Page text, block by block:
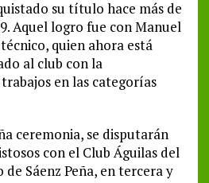
su título hace más de
Aquel logro fue con Manuel
quien ahora está
al club con la
en las categorías
ceremonia, se disputarán
con el Club Águilas del
Sáenz Peña, en tercera y